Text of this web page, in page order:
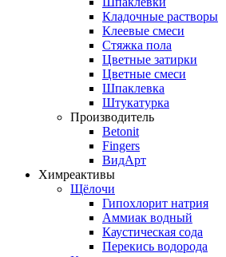
Кладочные растворы
Клеевые смеси
Стяжка пола
Цветные затирки
Цветные смеси
Шпаклевка
Штукатурка
Производитель
Betonit
Fingers
ВидАрт
Химреактивы
Щёлочи
Гипохлорит натрия
Аммиак водный
Каустическая сода
Перекись водорода